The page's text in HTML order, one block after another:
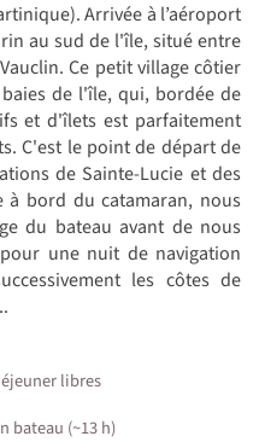
Arrivée à l’aéroport
au sud de l'île, situé entre
Ce petit village côtier
de l'île, qui, bordée de
et d'îlets est parfaitement
C'est le point de départ de
de Sainte-Lucie et des
à bord du catamaran, nous
du bateau avant de nous
une nuit de navigation
les côtes de
libres
bateau (~13 h)